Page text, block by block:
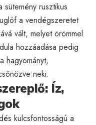
rusztikus
a vendégszeretet
vált, melyet örömmel
hozzáadása pedig
hagyományt,
neki.
Íz,
kulcsfontosságú a